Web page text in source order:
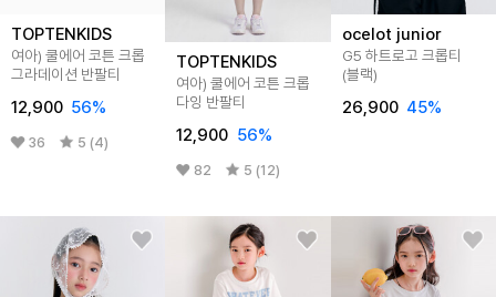
TOPTENKIDS
여아) 쿨에어 코튼 크롭
그라데이션 반팔티
12,900 56%
36 5 (4)
TOPTENKIDS
여아) 쿨에어 코튼 크롭
다잉 반팔티
12,900 56%
82 5 (12)
ocelot junior
G5 하트로고 크롭티
(블랙)
26,900 45%